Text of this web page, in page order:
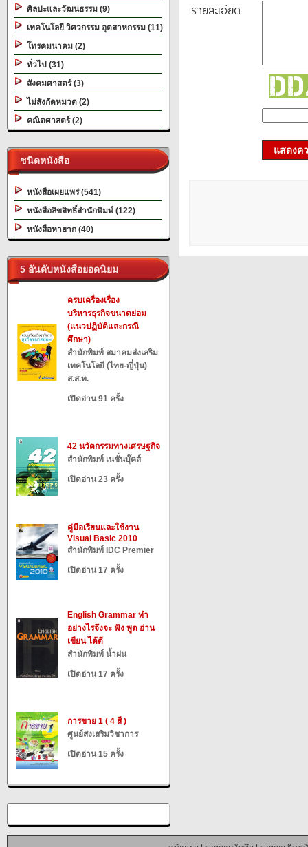
ศิลปะและวัฒนธรรม (9)
เทคโนโลยี วิศวกรรม อุตสาหกรรม (11)
โทรคมนาคม (2)
ทั่วไป (31)
สังคมศาสตร์ (3)
ไม่สังกัดหมวด (2)
คณิตศาสตร์ (2)
ชนิดหนังสือ
หนังสือเผยแพร่ (541)
หนังสือลิขสิทธิ์สำนักพิมพ์ (122)
หนังสือหายาก (40)
5 อันดับหนังสือยอดนิยม
ครบเครื่องเรื่อง
บริหารธุรกิจขนาดย่อม
(แนวปฏิบัติและกรณี
ศึกษา)
สำนักพิมพ์ สมาคมส่งเสริม
เทคโนโลยี (ไทย-ญี่ปุ่น)
ส.ส.ท.
เปิดอ่าน 91 ครั้ง
42 นวัตกรรมทางเศรษฐกิจ
สำนักพิมพ์ เนชั่นบุ๊คส์
เปิดอ่าน 23 ครั้ง
คู่มือเรียนและใช้งาน
Visual Basic 2010
สำนักพิมพ์ IDC Premier
เปิดอ่าน 17 ครั้ง
English Grammar ทำ
อย่างไรจึงจะ ฟัง พูด อ่าน
เขียน ได้ดี
สำนักพิมพ์ น้ำฝน
เปิดอ่าน 17 ครั้ง
การขาย 1 ( 4 สี )
ศูนย์ส่งเสริมวิชาการ
เปิดอ่าน 15 ครั้ง
รายละเอียด
แสดงค